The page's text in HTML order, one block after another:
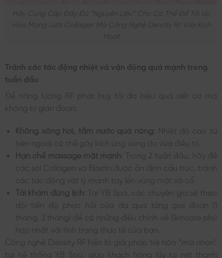
Hãy Cung Cấp Đầy Đủ “nguyên Liệu” Cho Cơ Thể Để Tối Ưu
Hóa Mạng Lưới Collagen Mà Công Nghệ Density Rf Vừa Kích
Tránh các tác động nhiệt và vận động quá mạnh trong
tuần đầu
Để năng lượng RF phát huy tối đa hiệu quả siết cơ mà
không bị gián đoạn:
Không xông hơi, tắm nước quá nóng: Nhiệt độ cao từ
bên ngoài có thể gây kích ứng vùng da vừa điều trị.
Hạn chế massage mặt mạnh: Trong 2 tuần đầu, hãy để
các sợi Collagen và Elastin được ổn định cấu trúc, tránh
các tác động vật lý mạnh tay lên vùng mặt và cổ.
Tái khám đúng lịch: Tại YB Spa, các chuyên gia sẽ theo
dõi tiến độ phục hồi của da qua từng giai đoạn (1
tháng, 3 tháng) để có những điều chỉnh về Skincare phù
hợp nhất với tình trạng thực tế của bạn.
Công nghệ Density RF hiện là giải pháp trẻ hóa “mũi nhọn”
tại hệ thống YB Spa, giúp khách hàng lấy lại nét thanh